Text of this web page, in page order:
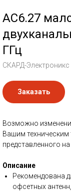
АС6.27
ГГц
СКАРД-Электроникс
Заказать
Возможно
Вашим техническим
представленного на
Описание
Рекомендована
офсетных